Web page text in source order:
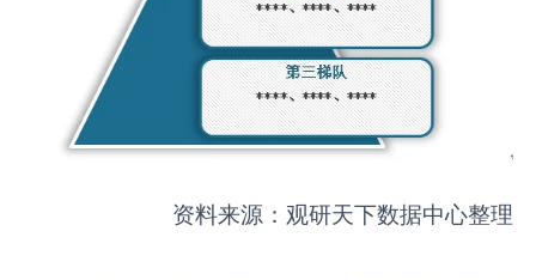
资料来源：观研天下数据中心整理